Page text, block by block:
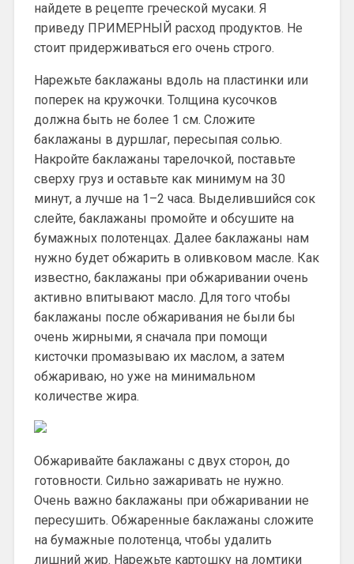
найдете в рецепте греческой мусаки. Я
приведу ПРИМЕРНЫЙ расход продуктов. Не
стоит придерживаться его очень строго.
Нарежьте баклажаны вдоль на пластинки или
поперек на кружочки. Толщина кусочков
должна быть не более 1 см. Сложите
баклажаны в дуршлаг, пересыпая солью.
Накройте баклажаны тарелочкой, поставьте
сверху груз и оставьте как минимум на 30
минут, а лучше на 1–2 часа. Выделившийся сок
слейте, баклажаны промойте и обсушите на
бумажных полотенцах. Далее баклажаны нам
нужно будет обжарить в оливковом масле. Как
известно, баклажаны при обжаривании очень
активно впитывают масло. Для того чтобы
баклажаны после обжаривания не были бы
очень жирными, я сначала при помощи
кисточки промазываю их маслом, а затем
обжариваю, но уже на минимальном
количестве жира.
Обжаривайте баклажаны с двух сторон, до
готовности. Сильно зажаривать не нужно.
Очень важно баклажаны при обжаривании не
пересушить. Обжаренные баклажаны сложите
на бумажные полотенца, чтобы удалить
лишний жир. Нарежьте картошку на ломтики